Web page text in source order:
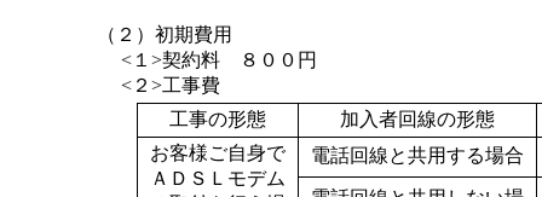
（２）初期費用
<１>契約料 ８００円
<２>工事費
工事の形態
加入者回線の形態
お客様ご自身で
ＡＤＳＬモデム
電話回線と共用する場合